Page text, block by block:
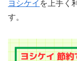
ヨシケイ を上手く
す。